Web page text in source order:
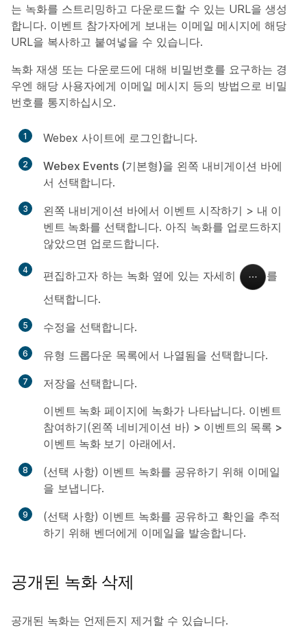
는 녹화를 스트리밍하고 다운로드할 수 있는 URL을 생성
합니다. 이벤트 참가자에게 보내는 이메일 메시지에 해당
URL을 복사하고 붙여넣을 수 있습니다.
녹화 재생 또는 다운로드에 대해 비밀번호를 요구하는 경
우엔 해당 사용자에게 이메일 메시지 등의 방법으로 비밀
번호를 통지하십시오.
1 Webex 사이트에 로그인합니다.
2 Webex Events (기본형)을 왼쪽 내비게이션 바에
서 선택합니다.
3 왼쪽 내비게이션 바에서 이벤트 시작하기 > 내 이
벤트 녹화를 선택합니다. 아직 녹화를 업로드하지
않았으면 업로드합니다.
4 편집하고자 하는 녹화 옆에 있는 자세히
를
선택합니다.
5 수정을 선택합니다.
6 유형 드롭다운 목록에서 나열됨을 선택합니다.
7 저장을 선택합니다.
이벤트 녹화 페이지에 녹화가 나타납니다. 이벤트
참여하기(왼쪽 네비게이션 바) > 이벤트의 목록 >
이벤트 녹화 보기 아래에서.
8
(선택 사항) 이벤트 녹화를 공유하기 위해 이메일
을 보냅니다.
9
(선택 사항) 이벤트 녹화를 공유하고 확인을 추적
하기 위해 벤더에게 이메일을 발송합니다.
공개된 녹화 삭제
공개된 녹화는 언제든지 제거할 수 있습니다.